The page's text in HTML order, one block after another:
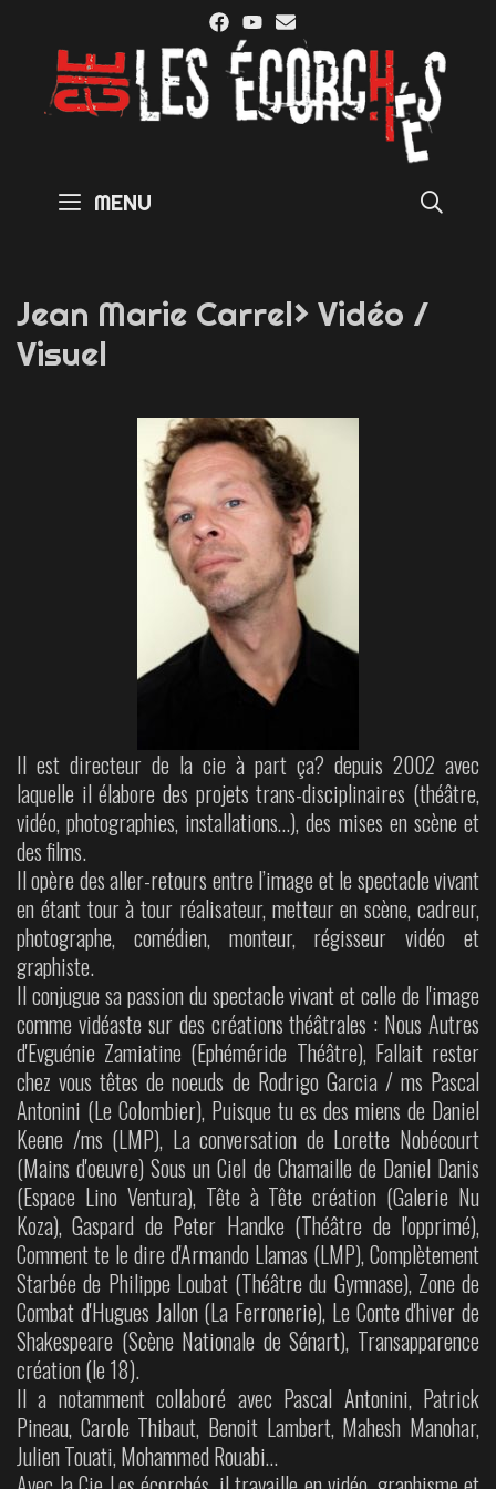
MENU
Jean Marie Carrel> Vidéo /
Visuel
Il est directeur de la cie à part ça? depuis 2002 avec
laquelle il élabore des projets trans-disciplinaires (théâtre,
vidéo, photographies, installations…), des mises en scène et
des films.
Il opère des aller-retours entre l’image et le spectacle vivant
en étant tour à tour réalisateur, metteur en scène, cadreur,
photographe, comédien, monteur, régisseur vidéo et
graphiste.
Il conjugue sa passion du spectacle vivant et celle de l'image
comme vidéaste sur des créations théâtrales : Nous Autres
d'Evguénie Zamiatine (Ephéméride Théâtre), Fallait rester
chez vous têtes de noeuds de Rodrigo Garcia / ms Pascal
Antonini (Le Colombier), Puisque tu es des miens de Daniel
Keene /ms (LMP), La conversation de Lorette Nobécourt
(Mains d'oeuvre) Sous un Ciel de Chamaille de Daniel Danis
(Espace Lino Ventura), Tête à Tête création (Galerie Nu
Koza), Gaspard de Peter Handke (Théâtre de l'opprimé),
Comment te le dire d'Armando Llamas (LMP), Complètement
Starbée de Philippe Loubat (Théâtre du Gymnase), Zone de
Combat d'Hugues Jallon (La Ferronerie), Le Conte d'hiver de
Shakespeare (Scène Nationale de Sénart), Transapparence
création (le 18).
Il a notamment collaboré avec Pascal Antonini, Patrick
Pineau, Carole Thibaut, Benoit Lambert, Mahesh Manohar,
Julien Touati, Mohammed Rouabi…